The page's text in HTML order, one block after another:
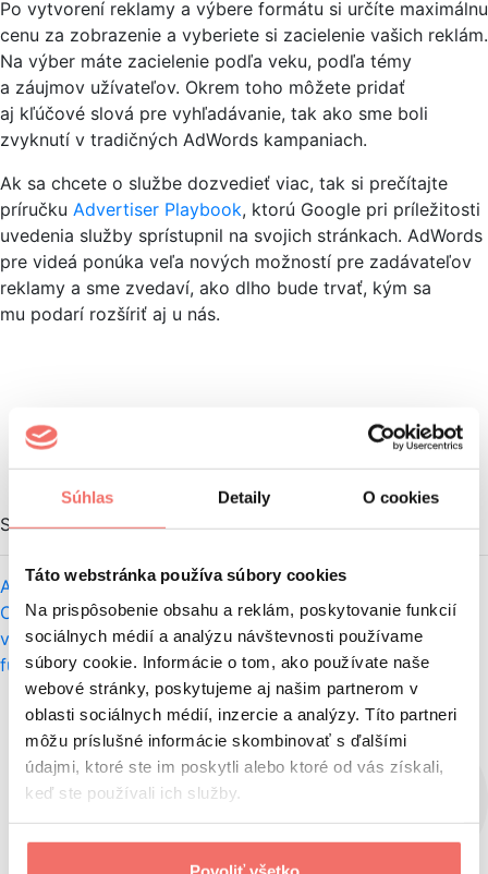
Súhlas Detaily O cookies
Táto webstránka používa súbory cookies
Na prispôsobenie obsahu a reklám, poskytovanie funkcií
sociálnych médií a analýzu návštevnosti používame
súbory cookie. Informácie o tom, ako používate naše
webové stránky, poskytujeme aj našim partnerom v
oblasti sociálnych médií, inzercie a analýzy. Títo partneri
môžu príslušné informácie skombinovať s ďalšími
údajmi, ktoré ste im poskytli alebo ktoré od vás získali,
keď ste používali ich služby.
Po vytvorení reklamy a výbere formátu si určíte maximálnu
cenu za zobrazenie a vyberiete si zacielenie vašich reklám.
Na výber máte zacielenie podľa veku, podľa témy
a záujmov užívateľov. Okrem toho môžete pridať
aj kľúčové slová pre vyhľadávanie, tak ako sme boli
zvyknutí v tradičných AdWords kampaniach.
Ak sa chcete o službe dozvedieť viac, tak si prečítajte
príručku Advertiser Playbook, ktorú Google pri príležitosti
uvedenia služby sprístupnil na svojich stránkach. AdWords
pre videá ponúka veľa nových možností pre zadávateľov
reklamy a sme zvedaví, ako dlho bude trvať, kým sa
mu podarí rozšíriť aj u nás.
Súvisiace články
AI mení správanie Slovákov: Čo ukazujú dáta?
Cloudflare? Od septembra môžete vypadnúť z
vyhľadávania Google ukáže tvorcom, ako ich obsah
funguje na Instagrame, TikToku, X a YouTube